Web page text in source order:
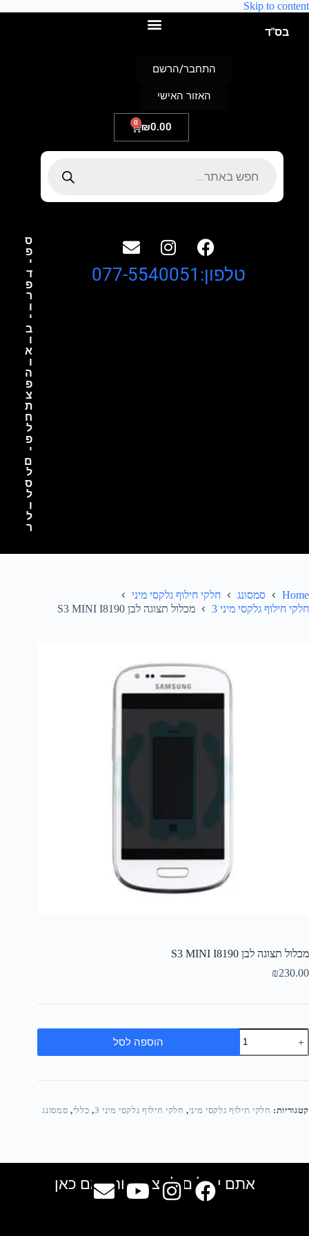
Skip to content
בס"ד
₪0.00
0
התחבר/הרשם
האזור האישי
ס
פ
י
ד
פ
ר
ו
י
ב
ו
א
ו
ה
פ
צ
ת
ח
ל
פ
י
ם
ל
ס
ל
ו
ל
ר
טלפון:077-5540051
Home סמסונג
חלקי חילוף גלקסי מיני
חלקי חילוף גלקסי מיני 3
מכלול תצוגה לבן S3 MINI I8190
מכלול תצוגה לבן S3 MINI I8190
₪230.00
הוספה לסל
קטגוריות: חלקי חילוף גלקסי מיני, חלקי חילוף גלקסי מיני 3 , כללי, סמסונג
אתם יכולים למצוא אותנו גם כאן